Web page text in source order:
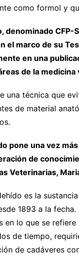
como formol y
denominado
el marco de su
en una
de la medicina
una técnica que
de material
pone una vez
de
Veterinarias,
es la
1893 a la
en lo que se
de tiempo,
de cadáveres